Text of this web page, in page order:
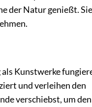
der Natur genießt.
Kunstwerke
und verleihen den
verschiebst, um den